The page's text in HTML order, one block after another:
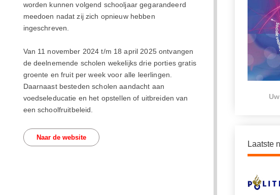
worden kunnen volgend schooljaar gegarandeerd
meedoen nadat zij zich opnieuw hebben
ingeschreven.
Van 11 november 2024 t/m 18 april 2025 ontvangen
de deelnemende scholen wekelijks drie porties gratis
groente en fruit per week voor alle leerlingen.
Daarnaast besteden scholen aandacht aan
voedseleducatie en het opstellen of uitbreiden van
een schoolfruitbeleid.
Naar de website
Laatste